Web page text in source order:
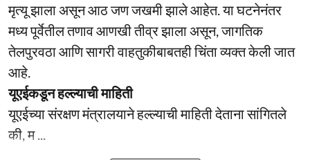
मृत्यू झाला असून आठ जण जखमी झाले आहेत. या घटनेनंतर
मध्य पूर्वेतील तणाव आणखी तीव्र झाला असून, जागतिक
तेलपुरवठा आणि सागरी वाहतुकीबाबतही चिंता व्यक्त केली जात
आहे.
यूएईकडून हल्ल्याची माहिती
यूएईच्या संरक्षण मंत्रालयाने हल्ल्याची माहिती देताना सांगितले
की, म ...